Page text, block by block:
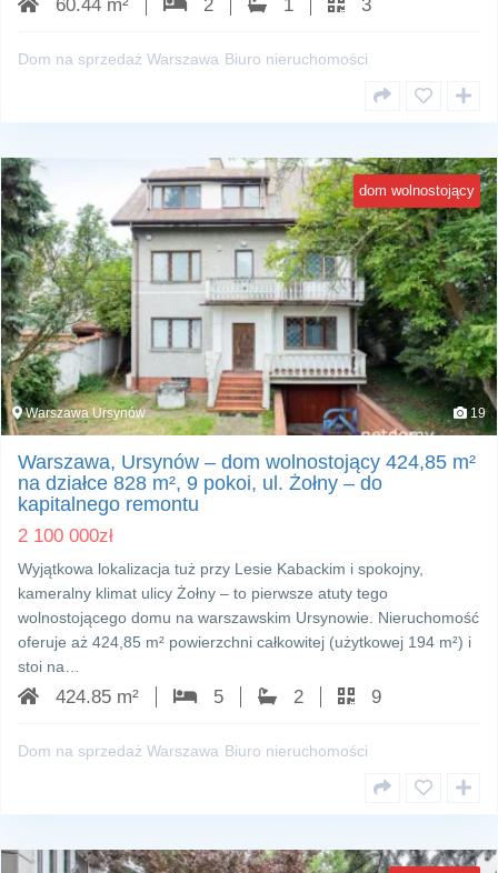
60.44 m² 2 1 3
Dom na sprzedaż Warszawa Biuro nieruchomości
dom wolnostojący
Warszawa Ursynów 19
Warszawa, Ursynów – dom wolnostojący 424,85 m²
na działce 828 m², 9 pokoi, ul. Żołny – do
kapitalnego remontu
2 100 000zł
Wyjątkowa lokalizacja tuż przy Lesie Kabackim i spokojny,
kameralny klimat ulicy Żołny – to pierwsze atuty tego
wolnostojącego domu na warszawskim Ursynowie. Nieruchomość
oferuje aż 424,85 m² powierzchni całkowitej (użytkowej 194 m²) i
stoi na…
424.85 m² 5 2 9
Dom na sprzedaż Warszawa Biuro nieruchomości